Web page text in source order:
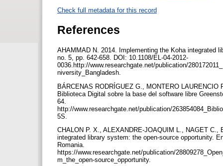
Check full metadata for this record
References
AHAMMAD N. 2014. Implementing the Koha integrated
no. 5, pp. 642-658. DOI: 10.1108/EL-04-2012-
0036.http://www.researchgate.net/publication/
niversity_Bangladesh.
BÁRCENAS RODRÍGUEZ G., MONTERO
Biblioteca Digital sobre la base del software libre
64.
http://www.researchgate.net/publication/
5S.
CHALON P. X., ALEXANDRE-JOAQUIM L., NAGET
integrated library system: the open-source opportunity.
Romania.
https://www.researchgate.net/publication/
m_the_open-source_opportunity.